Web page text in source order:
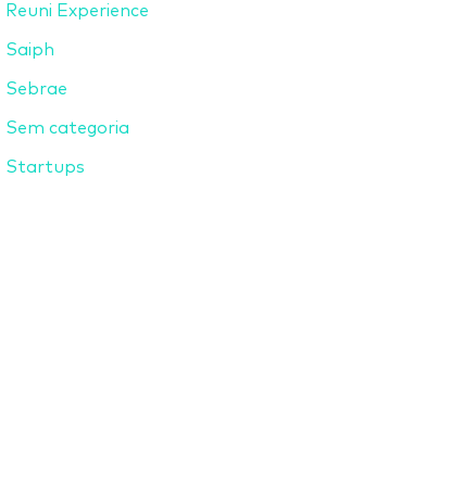
Reuni Experience
Saiph
Sebrae
Sem categoria
Startups